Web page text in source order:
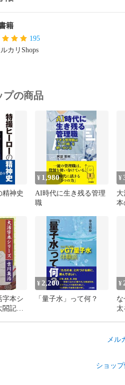
籍
195
カリShops
プの商品
精神史
¥ 1,980
AI時代に生き残る管理
職
¥
本シ
閤記
¥ 2,200
「量子水」って何？
¥
メル
ショッ